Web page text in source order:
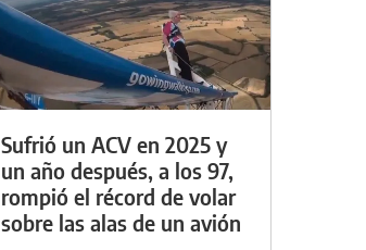
Sufrió un ACV en 2025 y
un año después, a los 97,
rompió el récord de volar
sobre las alas de un avión